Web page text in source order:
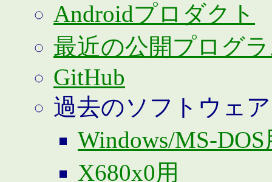
Androidプロダクト
最近の公開プログ
GitHub
過去のソフトウェア
Windows/MS-DOS
X680x0用